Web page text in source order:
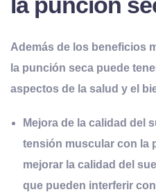
la punción
Además de los beneficios
la punción seca puede
aspectos de la salud y el
Mejora de la calidad del
tensión muscular con la
mejorar la calidad del
que pueden interferir